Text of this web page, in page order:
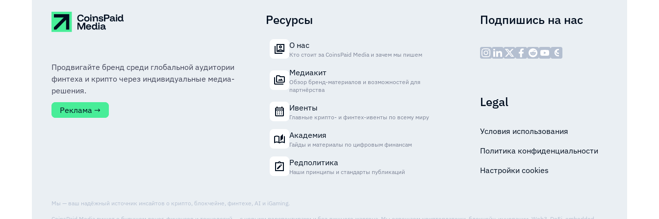
Продвигайте бренд среди глобальной аудитории
финтеха и крипто через индивидуальные медиа-
решения.
Реклама →
Ресурсы
О нас
Кто стоит за CoinsPaid Media и зачем мы пишем
Медиакит
Обзор бренд-материалов и возможностей для
партнёрства
Ивенты
Главные крипто- и финтех-ивенты по всему миру
Академия
Гайды и материалы по цифровым финансам
Редполитика
Наши принципы и стандарты публикаций
Подпишись на нас
Legal
Условия использования
Политика конфиденциальности
Настройки cookies
Мы — ваш надёжный источник инсайтов о крипто, блокчейне, финтехе, AI и iGaming.